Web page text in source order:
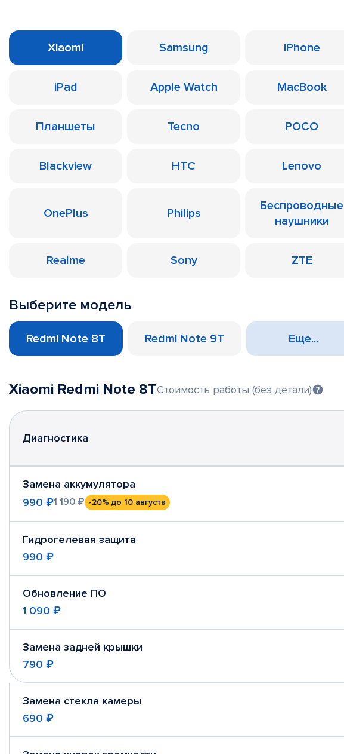
Xiaomi Samsung iPhone
iPad Apple Watch MacBook
Планшеты Tecno POCO
Blackview HTC Lenovo
OnePlus Philips
Беспроводные
наушники
Realme Sony ZTE
Выберите модель
Redmi Note 8T Redmi Note 9T Еще...
Xiaomi Redmi Note 8TСтоимость работы (без детали)
Диагностика
Замена аккумулятора
990 ₽1 190 ₽ -20% до 10 августа
Гидрогелевая защита
990 ₽
Обновление ПО
1 090 ₽
Замена задней крышки
790 ₽
Замена стекла камеры
690 ₽